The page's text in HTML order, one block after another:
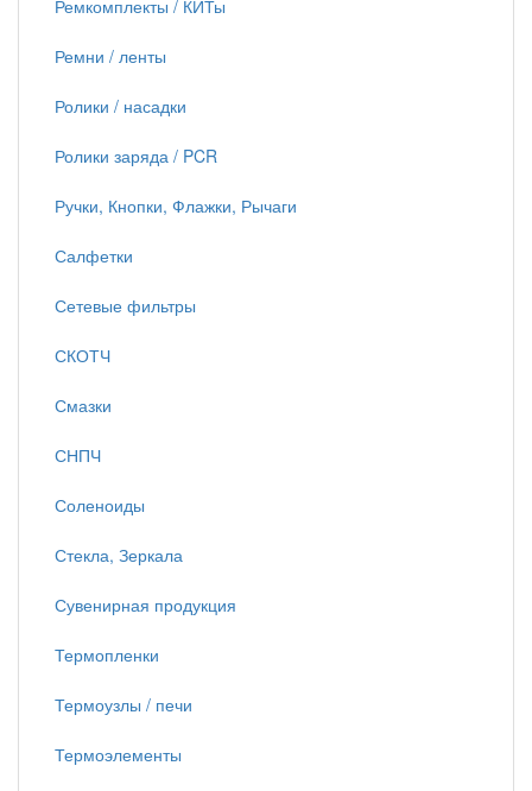
Ремкомплекты / КИТы
Ремни / ленты
Ролики / насадки
Ролики заряда / PCR
Ручки, Кнопки, Флажки, Рычаги
Салфетки
Сетевые фильтры
СКОТЧ
Смазки
СНПЧ
Соленоиды
Стекла, Зеркала
Сувенирная продукция
Термопленки
Термоузлы / печи
Термоэлементы